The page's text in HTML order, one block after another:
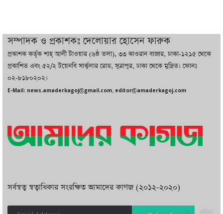
দুবাইয়ে বেনজীরের জামিন বাতিল করতে ল
ফার্ম নিয়োগ করেছে সরকার
করা হবে : পররাষ্ট্র প্রতিমন্ত্রী
সম্পাদক ও প্রকাশকঃ দেলোয়ার হোসেন ফারুক
প্রকাশক কর্তৃক শাহ্ আলী টাওয়ার (৬ষ্ঠ তলা), ৩৩ কাওরান বাজার, ঢাকা-১২১৫ থেকে
প্রকাশিত এবং ৫২/২ টয়েনবি সার্কুলার রোড, সুত্রাপুর, ঢাকা থেকে মুদ্রিত। ফোনঃ
০২-৮১৮০২০২।
E-Mail: news.amaderkagoj@gmail.com, editor@amaderkagoj.com
সর্বস্বত্ব স্বত্বাধিকার সংরক্ষিত আমাদের কাগজ (২০১২-২০২০)